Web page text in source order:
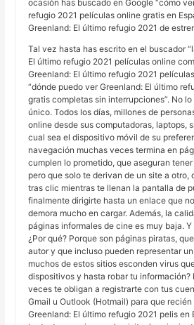
ocasión has buscado en Google “cómo
refugio 2021 películas online gratis en
Greenland: El último refugio 2021 de
Tal vez hasta has escrito en el buscador
El último refugio 2021 películas online
Greenland: El último refugio 2021
“dónde puedo ver Greenland: El último
gratis completas sin interrupciones”. No
único. Todos los días, millones de
online desde sus computadoras, laptops,
cual sea el dispositivo móvil de su
navegación muchas veces termina en
cumplen lo prometido, que aseguran
pero que solo te derivan de un site a otro,
tras clic mientras te llenan la pantalla de
finalmente dirigirte hasta un enlace que
demora mucho en cargar. Además, la
páginas informales de cine es muy baja.
¿Por qué? Porque son páginas piratas,
autor y que incluso pueden representar
muchos de estos sitios esconden virus
dispositivos y hasta robar tu información?
veces te obligan a registrarte con tus
Gmail u Outlook (Hotmail) para que
Greenland: El último refugio 2021 pelis en